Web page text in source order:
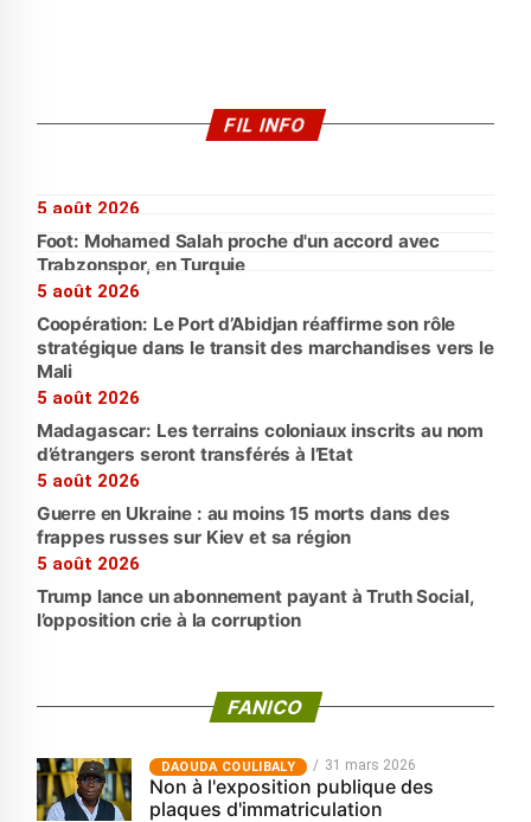
FIL INFO
5 août 2026
Foot: Mohamed Salah proche d'un accord avec
Trabzonspor, en Turquie
5 août 2026
Coopération: Le Port d’Abidjan réaffirme son rôle
stratégique dans le transit des marchandises vers le
Mali
5 août 2026
Madagascar: Les terrains coloniaux inscrits au nom
d’étrangers seront transférés à l’Etat
5 août 2026
Guerre en Ukraine : au moins 15 morts dans des
frappes russes sur Kiev et sa région
5 août 2026
Trump lance un abonnement payant à Truth Social,
l’opposition crie à la corruption
FANICO
‎DAOUDA COULIBALY 31 mars 2026
Non à l'exposition publique des
plaques d'immatriculation